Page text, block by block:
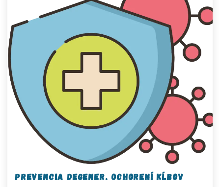
Prevencia degener. ochorení kĺbov